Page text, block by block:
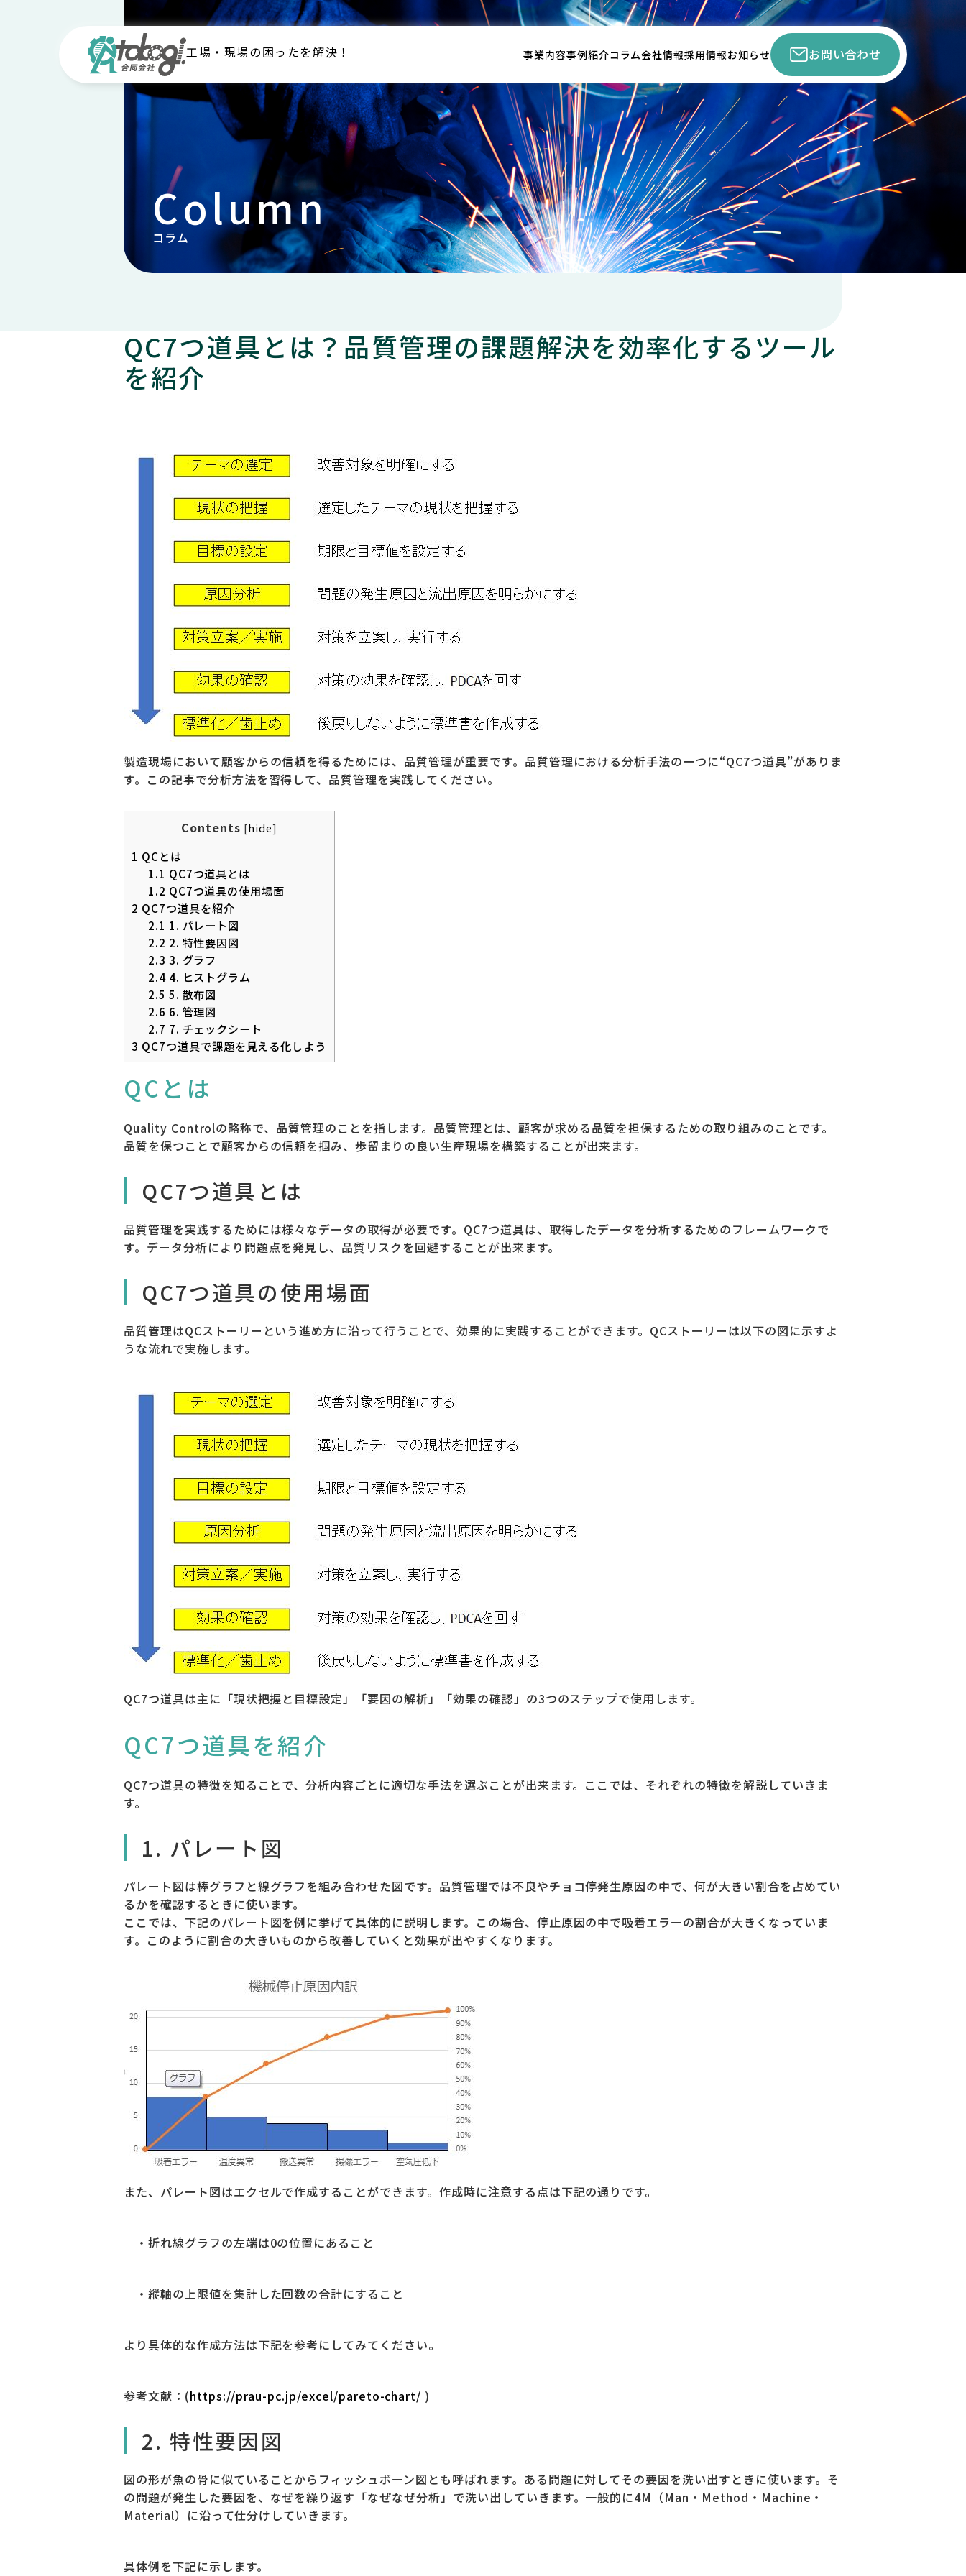
工場・現場の困ったを解決！ 事業内容事例紹介コラム会社情報採用情報お知らせ お問い合わせ
Column
コラム
QC7つ道具とは？品質管理の課題解決を効率化するツール
を紹介
製造現場において顧客からの信頼を得るためには、品質管理が重要です。品質管理における分析手法の一つに“QC7つ道具”がありま
す。この記事で分析方法を習得して、品質管理を実践してください。
Contents [hide]
1 QCとは
1.1 QC7つ道具とは
1.2 QC7つ道具の使用場面
2 QC7つ道具を紹介
2.1 1. パレート図
2.2 2. 特性要因図
2.3 3. グラフ
2.44. ヒストグラム
2.5 5. 散布図
2.6 6. 管理図
2.7 7. チェックシート
3 QC7つ道具で課題を見える化しよう
QCとは
Quality Controlの略称で、品質管理のことを指します。品質管理とは、顧客が求める品質を担保するための取り組みのことです。
品質を保つことで顧客からの信頼を掴み、歩留まりの良い生産現場を構築することが出来ます。
QC7つ道具とは
品質管理を実践するためには様々なデータの取得が必要です。QC7つ道具は、取得したデータを分析するためのフレームワークで
す。データ分析により問題点を発見し、品質リスクを回避することが出来ます。
QC7つ道具の使用場面
品質管理はQCストーリーという進め方に沿って行うことで、効果的に実践することができます。QCストーリーは以下の図に示すよ
うな流れで実施します。
QC7つ道具は主に「現状把握と目標設定」「要因の解析」「効果の確認」の3つのステップで使用します。
QC7つ道具を紹介
QC7つ道具の特徴を知ることで、分析内容ごとに適切な手法を選ぶことが出来ます。ここでは、それぞれの特徴を解説していきま
す。
1. パレート図
パレート図は棒グラフと線グラフを組み合わせた図です。品質管理では不良やチョコ停発生原因の中で、何が大きい割合を占めてい
るかを確認するときに使います。
ここでは、下記のパレート図を例に挙げて具体的に説明します。この場合、停止原因の中で吸着エラーの割合が大きくなっていま
す。このように割合の大きいものから改善していくと効果が出やすくなります。
また、パレート図はエクセルで作成することができます。作成時に注意する点は下記の通りです。
・折れ線グラフの左端は0の位置にあること
・縦軸の上限値を集計した回数の合計にすること
より具体的な作成方法は下記を参考にしてみてください。
参考文献：(https://prau-pc.jp/excel/pareto-chart/ )
2. 特性要因図
図の形が魚の骨に似ていることからフィッシュボーン図とも呼ばれます。ある問題に対してその要因を洗い出すときに使います。そ
の問題が発生した要因を、なぜを繰り返す「なぜなぜ分析」で洗い出していきます。一般的に4M（Man・Method・Machine・
Material）に沿って仕分けしていきます。
具体例を下記に示します。